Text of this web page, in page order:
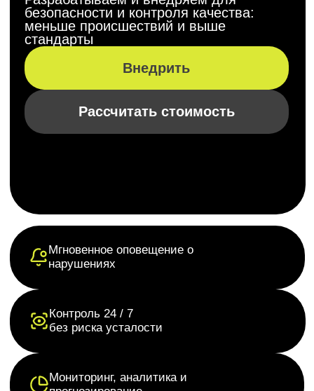
Мгновенное оповещение о
Контроль 24 / 7
Работа на скорости недоступной